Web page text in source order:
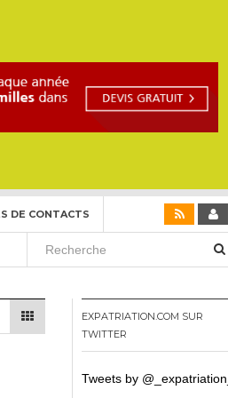
DE CONTACTS
EXPATRIATION.COM SUR
TWITTER
Tweets by @_expatriation_